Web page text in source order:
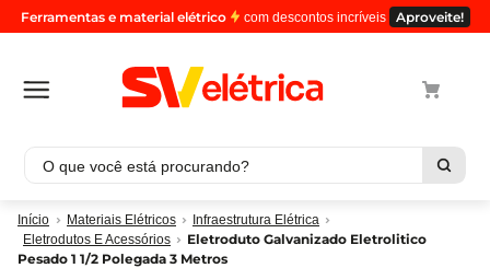
Ferramentas e material elétrico com descontos incríveis Aproveite!
O que você está procurando?
Materiais Elétricos
Infraestrutura Elétrica
Eletrodutos E Acessórios
Eletroduto Galvanizado Eletrolitico
Pesado 1 1/2 Polegada 3 Metros
Termos mais buscados
1º cabo